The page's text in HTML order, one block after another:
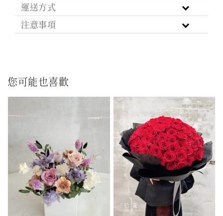
運送方式
注意事項
您可能也喜歡